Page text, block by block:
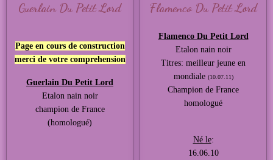
Guerlain Du Petit Lord
Page en cours de construction
merci de votre comprehension
Guerlain Du Petit Lord
Etalon nain noir
champion de France
(homologué)
Flamenco Du Petit Lord
Flamenco Du Petit Lord
Etalon nain noir
Titres: meilleur jeune en
mondiale (10.07.11)
Champion de France
homologué
Né le:
16.06.10